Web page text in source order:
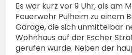
Es war kurz vor 9 Uhr, als am
Feuerwehr Pulheim zu einem
Garage, die sich unmittelbar
Wohnhaus auf der Escher
gerufen wurde. Neben der